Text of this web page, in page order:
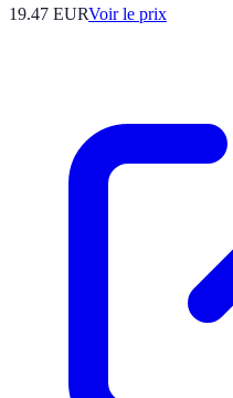
19.47 EURVoir le prix